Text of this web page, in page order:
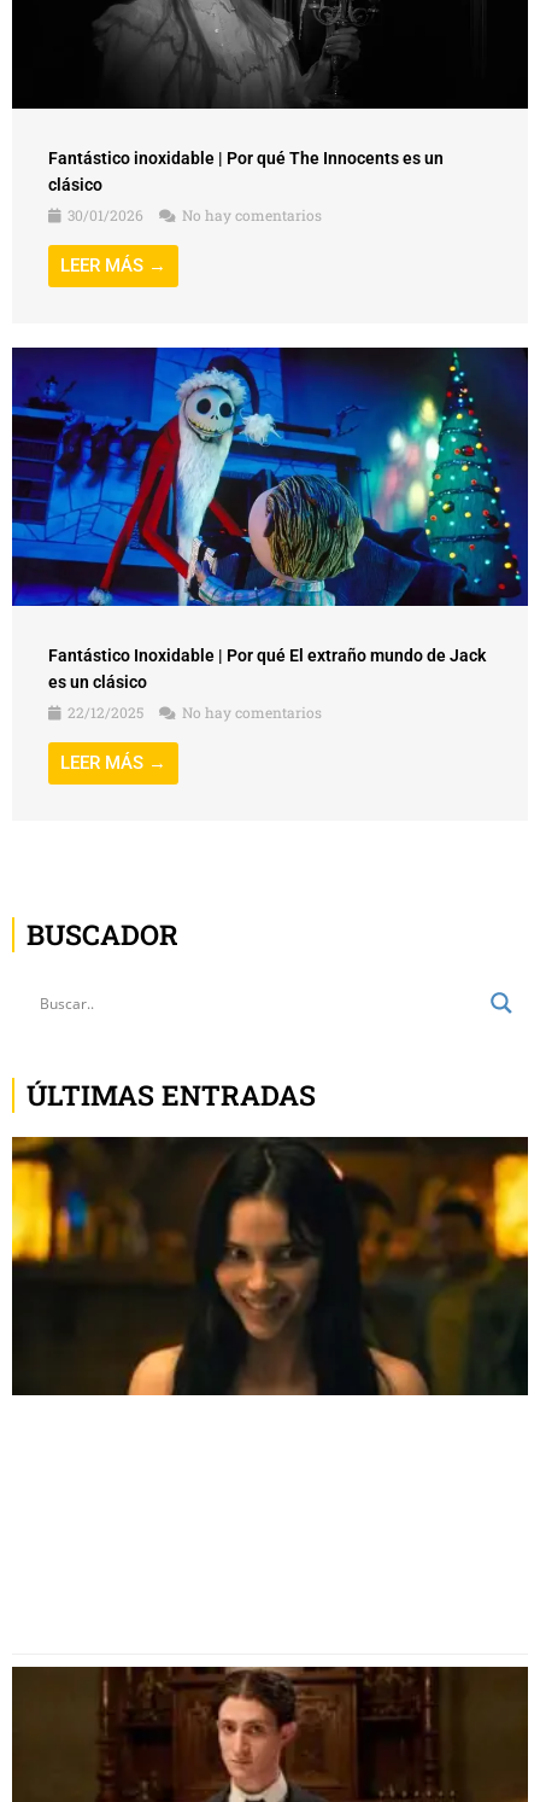
Fantástico inoxidable | Por qué The Innocents es un
clásico
30/01/2026
No hay comentarios
LEER MÁS →
Fantástico Inoxidable | Por qué El extraño mundo de Jack
es un clásico
22/12/2025
No hay comentarios
LEER MÁS →
BUSCADOR
ÚLTIMAS ENTRADAS